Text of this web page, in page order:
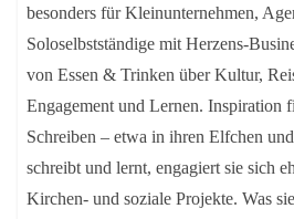
besonders für Kleinunternehmen,
Soloselbstständige mit Herzens-
von Essen & Trinken über Kultur,
Engagement und Lernen. Inspiration
Schreiben – etwa in ihren Elfchen
schreibt und lernt, engagiert sie sich
Kirchen- und soziale Projekte. Was